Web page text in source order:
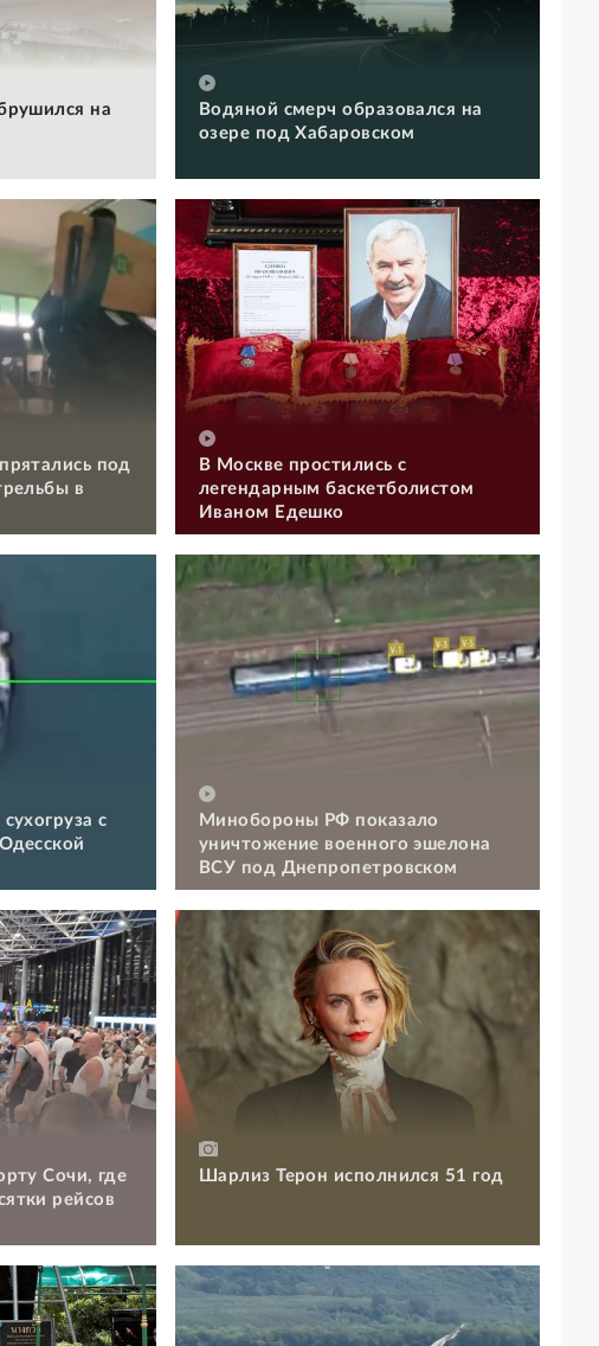
на
Водяной смерч образовался на
озере под Хабаровском
под
в
В Москве простились с
легендарным баскетболистом
Иваном Едешко
с
Минобороны РФ показало
уничтожение военного эшелона
ВСУ под Днепропетровском
Сочи, где
рейсов
Шарлиз Терон исполнился 51 год